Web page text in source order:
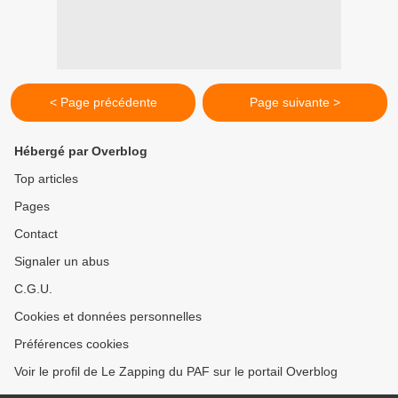
< Page précédente Page suivante >
Hébergé par Overblog
Top articles
Pages
Contact
Signaler un abus
C.G.U.
Cookies et données personnelles
Préférences cookies
Voir le profil de Le Zapping du PAF sur le portail Overblog